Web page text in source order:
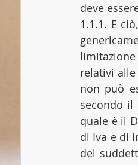
deve
1.1.1. E
relativi
non può
secondo il
quale è il
di Iva e di
del